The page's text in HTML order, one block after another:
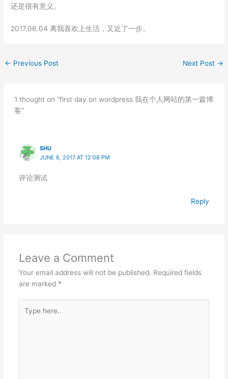
还是很有意义。
2017.06.04 离我喜欢上生活，又近了一步。
← Previous Post Next Post →
1 thought on “first day on wordpress 我在个人网站的第一篇博
客”
SHU
JUNE 6, 2017 AT 12:08 PM
评论测试
Reply
Leave a Comment
Your email address will not be published. Required fields
are marked *
here..